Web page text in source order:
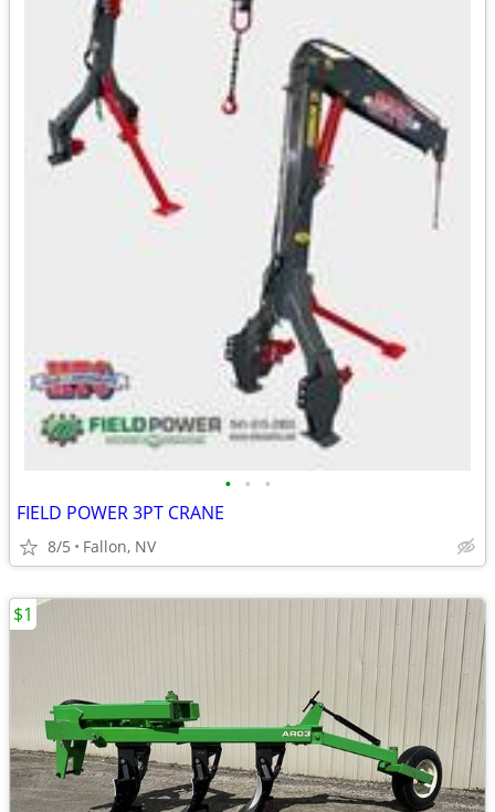
• • •
FIELD POWER 3PT CRANE
8/5 Fallon, NV
$1